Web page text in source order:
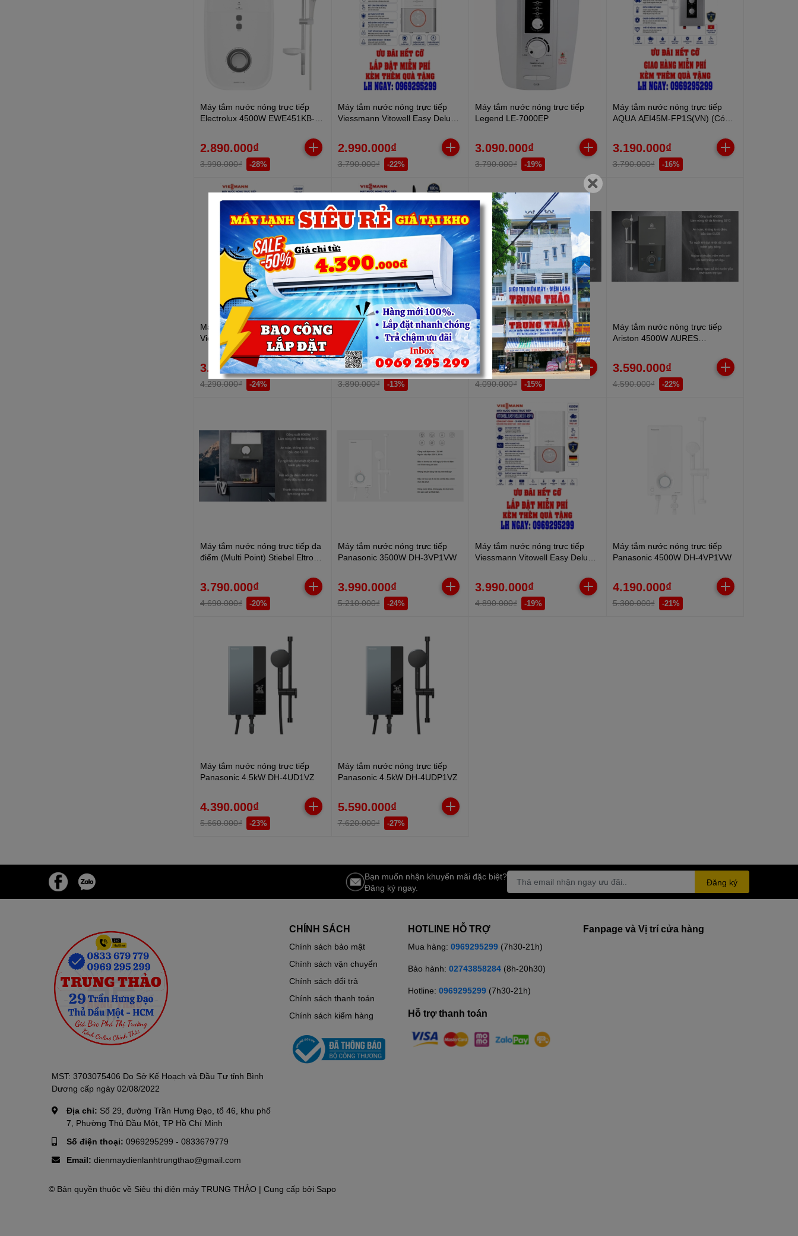
Máy tắm nước nóng trực tiếp
Electrolux 4500W EWE451KB-
2.890.000₫
3.990.000₫ -28%
Máy tắm nước nóng trực tiếp
Viessmann Vitowell Easy Deluxe
2.990.000₫
3.790.000₫ -22%
Máy tắm nước nóng trực tiếp
Legend LE-7000EP
3.090.000₫
3.790.000₫ -19%
Máy tắm nước nóng trực tiếp
AQUA AEI45M-FP1S(VN) (Có
3.190.000₫
3.790.000₫ -16%
Máy tắm nước nóng trực tiếp
Viessmann Vitowell Easy
Premium P1 45P-V 4500W
3.290.000₫
4.290.000₫ -24%
Máy tắm nước nóng trực tiếp
Viessmann Vitowell Easy Classic
C1 45P-V Black 4500W
3.390.000₫
3.890.000₫ -13%
Máy tắm nước nóng trực tiếp
Ariston 4500W AURES
PREMIUM 4.5P PEARL
3.490.000₫
4.090.000₫ -15%
Máy tắm nước nóng trực tiếp
Ariston 4500W AURES
3.590.000₫
4.590.000₫ -22%
Máy tắm nước nóng trực tiếp đa
điểm (Multi Point) Stiebel Eltron
3.790.000₫
4.690.000₫ -20%
Máy tắm nước nóng trực tiếp
Panasonic 3500W DH-3VP1VW
3.990.000₫
5.210.000₫ -24%
Máy tắm nước nóng trực tiếp
Viessmann Vitowell Easy Deluxe
3.990.000₫
4.890.000₫ -19%
Máy tắm nước nóng trực tiếp
Panasonic 4500W DH-4VP1VW
4.190.000₫
5.300.000₫ -21%
Máy tắm nước nóng trực tiếp
Panasonic 4.5kW DH-4UD1VZ
4.390.000₫
5.660.000₫ -23%
Máy tắm nước nóng trực tiếp
Panasonic 4.5kW DH-4UDP1VZ
5.590.000₫
7.620.000₫ -27%
Bạn muốn nhận khuyến mãi đặc biệt?
Đăng ký ngay.
Đăng ký
MST: 3703075406 Do Sở Kế Hoạch và Đầu Tư tỉnh Bình
Dương cấp ngày 02/08/2022
Địa chỉ: Số 29, đường Trần Hưng Đạo, tổ 46, khu phố
7, Phường Thủ Dầu Một, TP Hồ Chí Minh
Số điện thoại: 0969295299 - 0833679779
Email: dienmaydienlanhtrungthao@gmail.com
CHÍNH SÁCH
Chính sách bảo mật
Chính sách vận chuyển
Chính sách đổi trả
Chính sách thanh toán
Chính sách kiểm hàng
HOTLINE HỖ TRỢ
Mua hàng: 0969295299 (7h30-21h)
Bảo hành: 02743858284 (8h-20h30)
Hotline: 0969295299 (7h30-21h)
Hỗ trợ thanh toán
Fanpage và Vị trí cửa hàng
© Bản quyền thuộc về Siêu thị điện máy TRUNG THẢO | Cung cấp bởi Sapo